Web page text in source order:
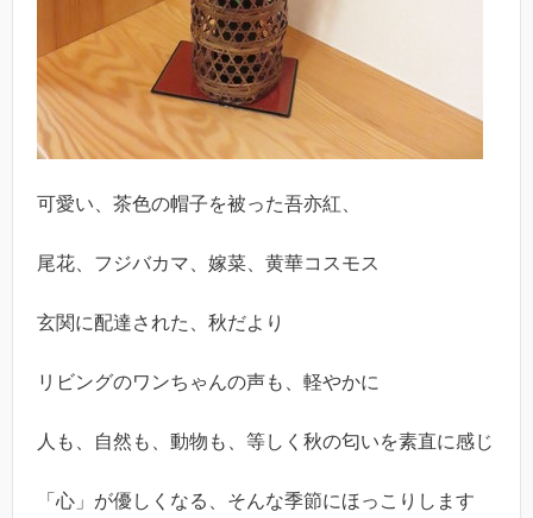
可愛い、茶色の帽子を被った吾亦紅、
尾花、フジバカマ、嫁菜、黄華コスモス
玄関に配達された、秋だより
リビングのワンちゃんの声も、軽やかに
人も、自然も、動物も、等しく秋の匂いを素直に感じ
「心」が優しくなる、そんな季節にほっこりします